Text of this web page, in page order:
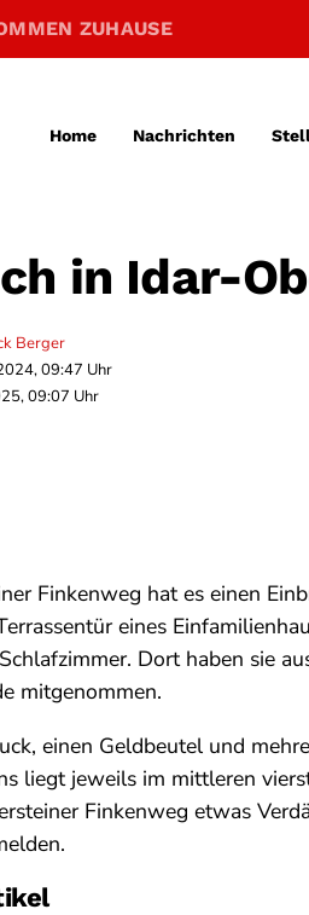
ZUHAUSE
Home Nachrichten
in Idar-
Berger
09:47 Uhr
09:07 Uhr
Finkenweg hat es einen
eines
Dort haben sie
mitgenommen.
einen Geldbeutel und
liegt jeweils im mittleren
Finkenweg etwas